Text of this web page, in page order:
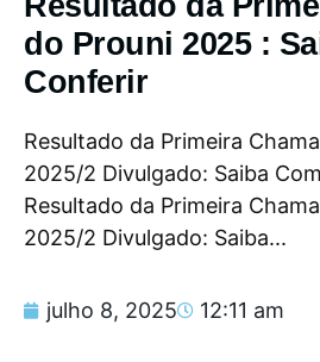
do Prouni 2025 :
Conferir
Resultado da Primeira
2025/2 Divulgado: Saiba
Resultado da Primeira
2025/2 Divulgado: Saiba...
julho 8, 2025 12:11 am